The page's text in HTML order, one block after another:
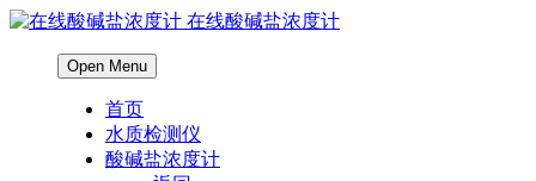
在线酸碱盐浓度计
Open Menu
首页
水质检测仪
酸碱盐浓度计